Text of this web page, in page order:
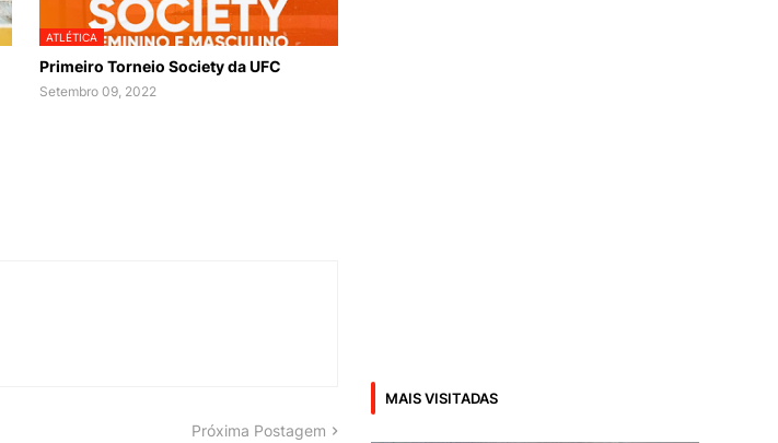
ATLÉTICA
Primeiro Torneio Society da UFC
Setembro 09, 2022
Próxima Postagem
MAIS VISITADAS